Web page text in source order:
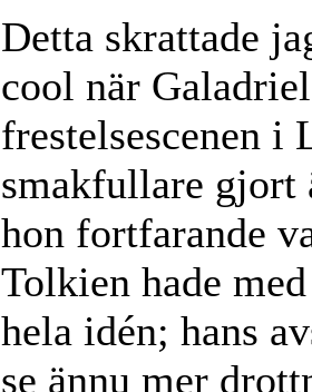
Detta skrattade
cool när
frestelsescenen i
smakfullare gjort
hon fortfarande
Tolkien hade
hela idén; hans
se ännu mer